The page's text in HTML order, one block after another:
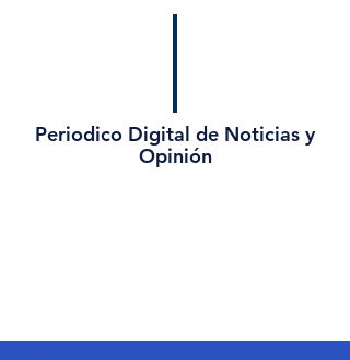
Periodico Digital de Noticias y
Opinión